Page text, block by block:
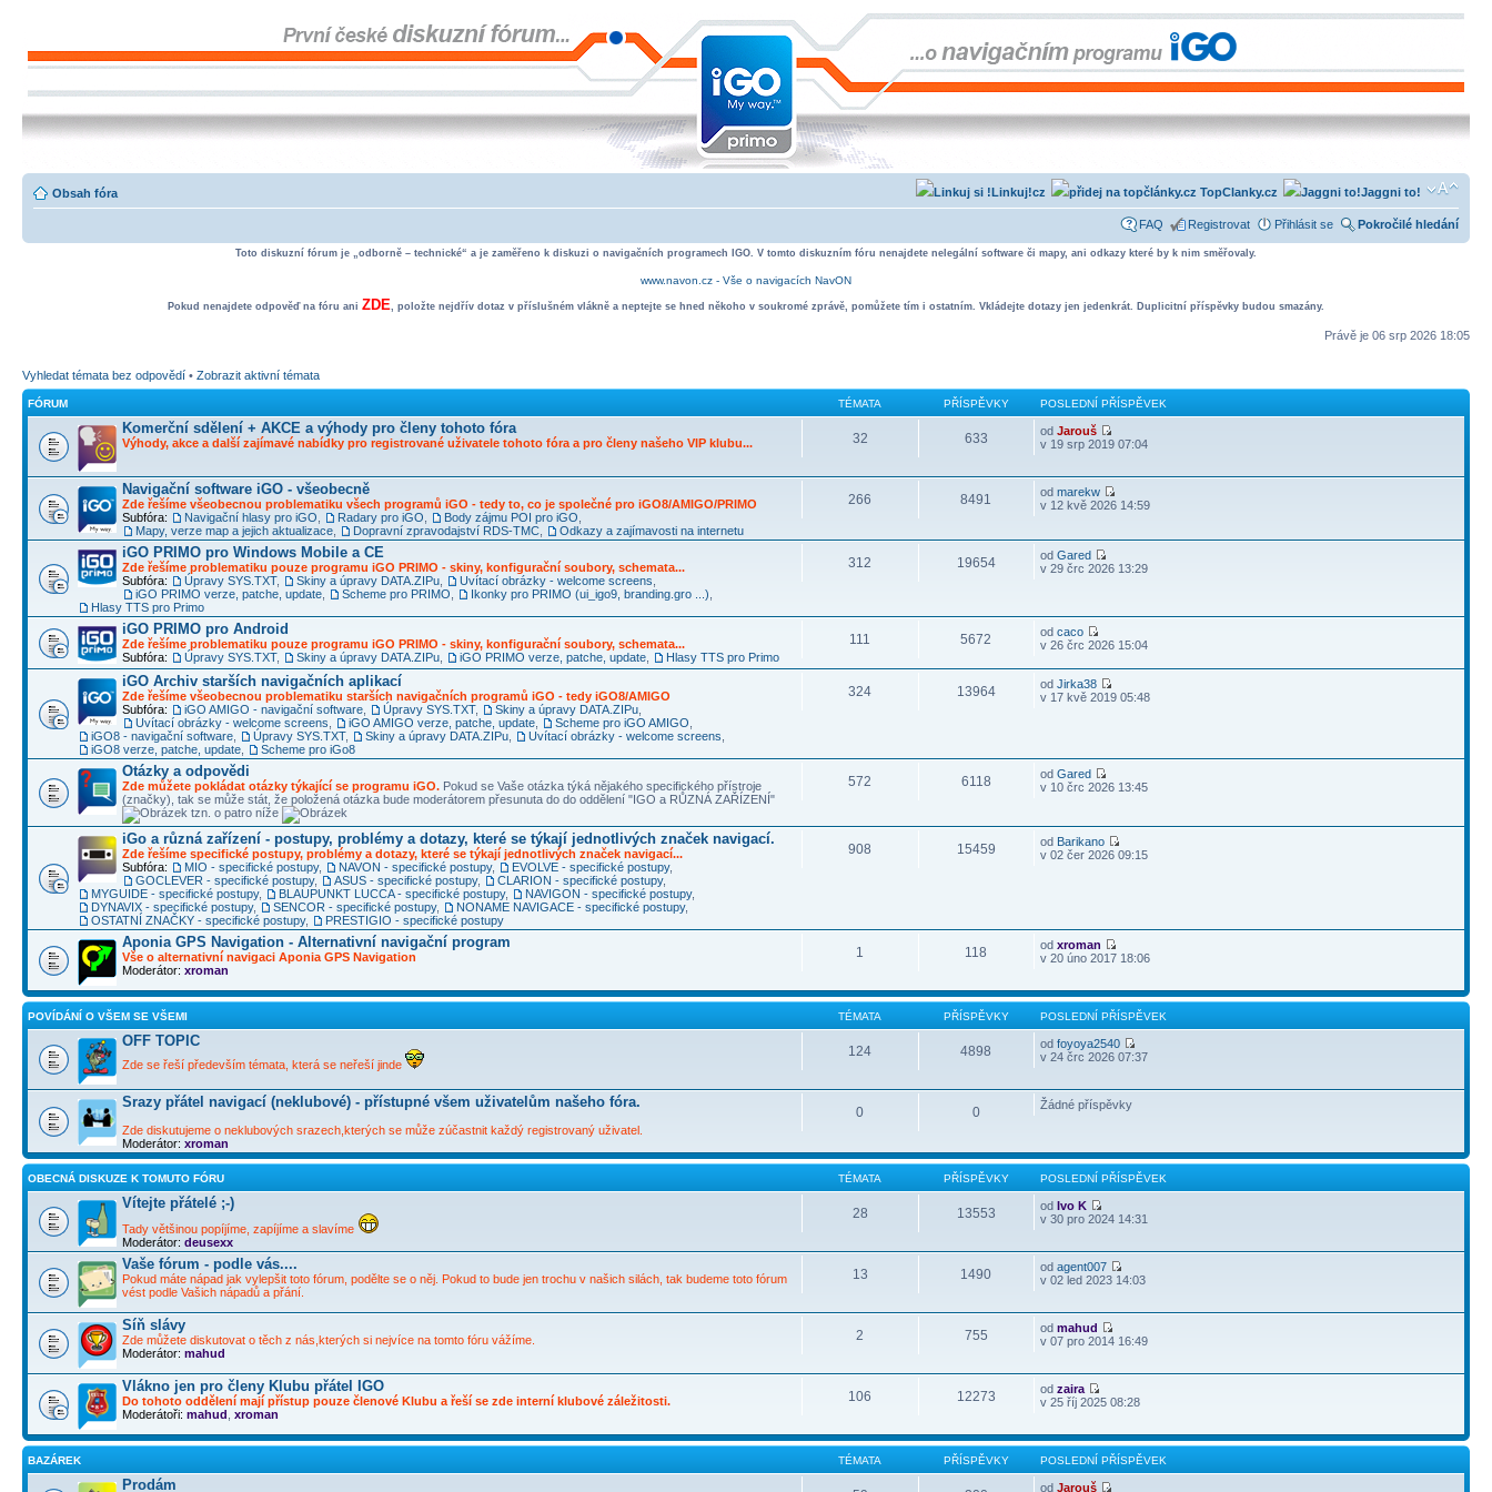
Obsah fóra Jaggni to!
TopClanky.cz
Linkuj!cz
FAQ Registrovat Přihlásit se Pokročilé hledání
Toto diskuzní fórum je „odborně – technické“ a je zaměřeno k diskuzi o navigačních programech IGO. V tomto diskuzním fóru nenajdete nelegální software či mapy, ani odkazy které by k nim směřovaly.
www.navon.cz - Vše o navigacích NavON
Pokud nenajdete odpověď na fóru ani ZDE, položte nejdřív dotaz v příslušném vlákně a neptejte se hned někoho v soukromé zprávě, pomůžete tím i ostatním. Vkládejte dotazy jen jedenkrát. Duplicitní příspěvky budou smazány.
Právě je 06 srp 2026 18:05
Vyhledat témata bez odpovědí • Zobrazit aktivní témata
FÓRUM TÉMATA PŘÍSPĚVKY POSLEDNÍ PŘÍSPĚVEK
Komerční sdělení + AKCE a výhody pro členy tohoto fóra
Výhody, akce a další zajímavé nabídky pro registrované uživatele tohoto fóra a pro členy našeho VIP klubu... 32 633 odJarouš
v 19 srp 2019 07:04
Navigační software iGO - všeobecně
Zde řešíme všeobecnou problematiku všech programů iGO - tedy to, co je společné pro iGO8/AMIGO/PRIMO
Subfóra:
Navigační hlasy pro iGO Radary pro iGO Body zájmu POI pro iGO
Mapy, verze map a jejich aktualizace
Dopravní zpravodajství RDS-TMC Odkazy a zajímavosti na internetu
266 8491 odmarekw
v 12 kvě 2026 14:59
iGO PRIMO pro Windows Mobile a CE
Zde řešíme problematiku pouze programu iGO PRIMO - skiny, konfigurační soubory, schemata...
Subfóra:
Úpravy SYS.TXT, Skiny a úpravy DATA.ZIPu Uvítací obrázky - welcome screens
iGO PRIMO verze, patche, update
Scheme pro PRIMO Ikonky pro PRIMO (ui_igo9, branding.gro ...)
Hlasy TTS pro Primo
312 19654 odGared
v 29 črc 2026 13:29
iGO PRIMO pro Android
Zde řešíme problematiku pouze programu iGO PRIMO - skiny, konfigurační soubory, schemata...
Subfóra:
Úpravy SYS.TXT, Skiny a úpravy DATA.ZIPu iGO PRIMO verze, patche, update Hlasy TTS pro Primo
111 5672 odcaco
v 26 črc 2026 15:04
iGO Archiv starších navigačních aplikací
Zde řešíme všeobecnou problematiku starších navigačních programů iGO - tedy iGO8/AMIGO
Subfóra:
iGO AMIGO - navigační software Úpravy SYS.TXT, Skiny a úpravy DATA.ZIPu
Uvítací obrázky - welcome screens
iGO AMIGO verze, patche, update Scheme pro iGO AMIGO
iGO8 - navigační software
Úpravy SYS.TXT, Skiny a úpravy DATA.ZIPu Uvítací obrázky - welcome screens
iGO8 verze, patche, update
Scheme pro iGo8
324 13964 odJirka38
v 17 kvě 2019 05:48
Otázky a odpovědi
Zde můžete pokládat otázky týkající se programu iGO. Pokud se Vaše otázka týká nějakého specifického přístroje
(značky), tak se může stát, že položená otázka bude moderátorem přesunuta do do oddělení "IGO a RŮZNÁ ZAŘÍZENÍ"
tzn. o patro níže
572 6118 odGared
v 10 črc 2026 13:45
iGo a různá zařízení - postupy, problémy a dotazy, které se týkají jednotlivých značek navigací.
Zde řešíme specifické postupy, problémy a dotazy, které se týkají jednotlivých značek navigací...
Subfóra:
MIO - specifické postupy, NAVON - specifické postupy, EVOLVE - specifické postupy,
GOCLEVER - specifické postupy, ASUS - specifické postupy, CLARION - specifické postupy,
MYGUIDE - specifické postupy, BLAUPUNKT LUCCA - specifické postupy, NAVIGON - specifické postupy,
DYNAVIX - specifické postupy, SENCOR - specifické postupy, NONAME NAVIGACE - specifické postupy,
OSTATNÍ ZNAČKY - specifické postupy, PRESTIGIO - specifické postupy
908 15459 od Barikano
v 02 čer 2026 09:15
Aponia GPS Navigation - Alternativní navigační program
Vše o alternativní navigaci Aponia GPS Navigation
Moderátor: xroman
1 118 odxroman
v 20 úno 2017 18:06
POVÍDÁNÍ O VŠEM SE VŠEMI TÉMATA PŘÍSPĚVKY POSLEDNÍ PŘÍSPĚVEK
OFF TOPIC
Zde se řeší především témata, která se neřeší jinde
124 4898 odfoyoya2540
v 24 črc 2026 07:37
Srazy přátel navigací (neklubové) - přístupné všem uživatelům našeho fóra.
Zde diskutujeme o neklubových srazech,kterých se může zúčastnit každý registrovaný uživatel.
Moderátor: xroman
0 0 Žádné příspěvky
OBECNÁ DISKUZE K TOMUTO FÓRU TÉMATA PŘÍSPĚVKY POSLEDNÍ PŘÍSPĚVEK
Vítejte přátelé ;-)
Tady většinou popíjíme, zapíjíme a slavíme
Moderátor: deusexx
28 13553 odIvo K
v 30 pro 2024 14:31
Vaše fórum - podle vás....
Pokud máte nápad jak vylepšit toto fórum, podělte se o něj. Pokud to bude jen trochu v našich silách, tak budeme toto fórum
vést podle Vašich nápadů a přání.
13 1490 odagent007
v 02 led 2023 14:03
Síň slávy
Zde můžete diskutovat o těch z nás,kterých si nejvíce na tomto fóru vážíme.
Moderátor: mahud
2 755 odmahud
v 07 pro 2014 16:49
Vlákno jen pro členy Klubu přátel IGO
Do tohoto oddělení mají přístup pouze členové Klubu a řeší se zde interní klubové záležitosti.
Moderátoři: mahud xroman
106 12273 odzaira
v 25 říj 2025 08:28
BAZÁREK TÉMATA PŘÍSPĚVKY POSLEDNÍ PŘÍSPĚVEK
Prodám odJarouš